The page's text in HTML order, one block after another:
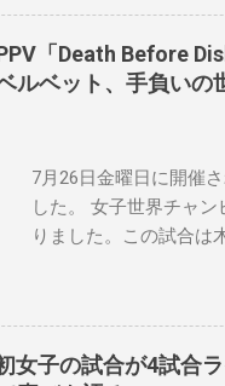
ランのレスラーと若手
バンで重要な役割を果
私の好きなレスラー
ように考えている」
にタイトル防衛に成功
る力士がたくさんいま
いと思います。」
「Death Before
ルベット、手負いの
7月26日金曜日に開催
した。 女子世界チャ
りました。この試合は
怪我の恐怖に苦しみ
ー・スタークスも
ROH Women's TV 王
Championship Proving
女子の試合が4試合